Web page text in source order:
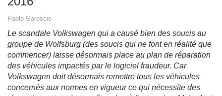
Paolo Garoscio
Le scandale Volkswagen qui a causé bien des soucis au
groupe de Wolfsburg (des soucis qui ne font en réalité que
commencer) laisse désormais place au plan de réparation
des véhicules impactés par le logiciel fraudeur. Car
Volkswagen doit désormais remettre tous les véhicules
concernés aux normes en vigueur ce qui nécessite des